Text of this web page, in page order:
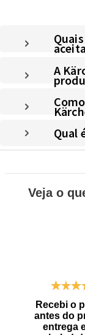
A
Qual
Veja o
Recebi o
antes do
entrega